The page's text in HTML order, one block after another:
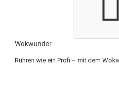
Wokwunder
Rühren wie ein Profi – mit dem